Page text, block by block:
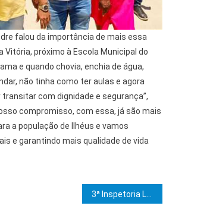
falou da importância de mais essa
Vitória, próximo à Escola Municipal do
e quando chovia, enchia de água,
não tinha como ter aulas e agora
com dignidade e segurança”,
compromisso, com essa, já são mais
a população de Ilhéus e vamos
e garantindo mais qualidade de vida